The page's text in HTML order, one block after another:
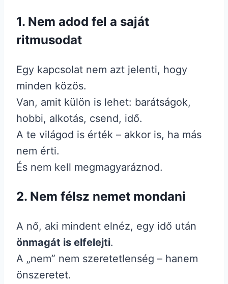
1. Nem adod fel a saját
ritmusodat
Egy kapcsolat nem azt jelenti, hogy
minden közös.
Van, amit külön is lehet: barátságok,
hobbi, alkotás, csend, idő.
A te világod is érték – akkor is, ha más
nem érti.
És nem kell megmagyaráznod.
2. Nem félsz nemet mondani
A nő, aki mindent elnéz, egy idő után
önmagát is elfelejti.
A „nem” nem szeretetlenség – hanem
önszeretet.